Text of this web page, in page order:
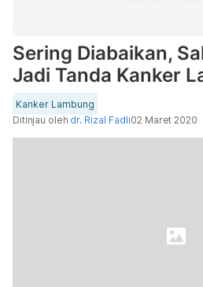
Sering Diabaikan,
Jadi Tanda Kanker
Kanker Lambung
Ditinjau oleh dr. Rizal Fadli02 Maret 2020